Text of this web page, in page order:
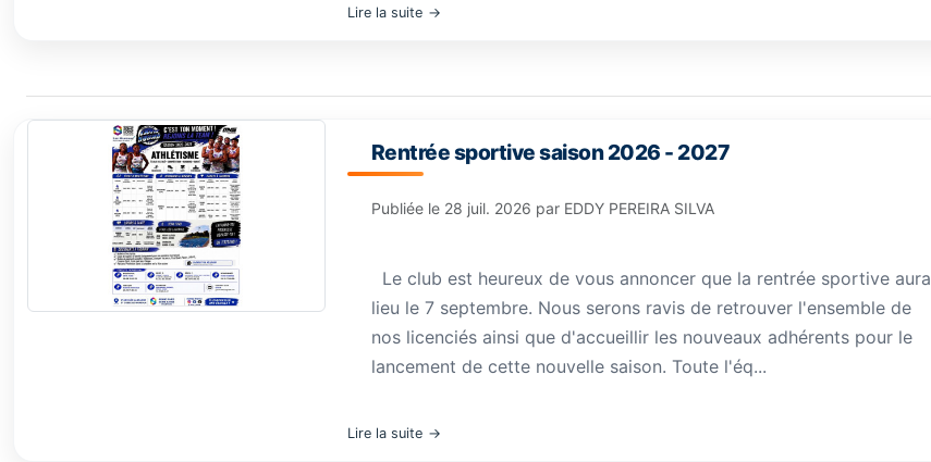
Lire la suite
Rentrée sportive saison 2026 - 2027
Publiée le 28 juil. 2026 par EDDY PEREIRA SILVA
Le club est heureux de vous annoncer que la rentrée sportive aura
lieu le 7 septembre. Nous serons ravis de retrouver l'ensemble de
nos licenciés ainsi que d'accueillir les nouveaux adhérents pour le
lancement de cette nouvelle saison. Toute l'éq...
Lire la suite